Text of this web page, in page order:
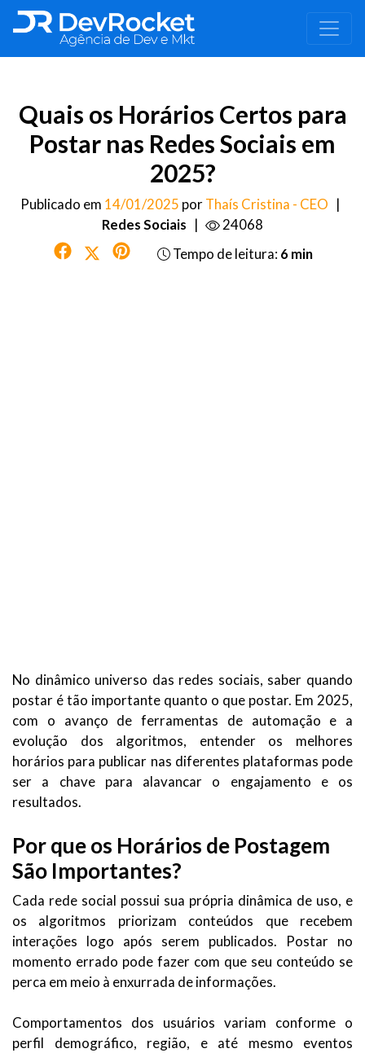
Quais os Horários Certos para
Postar nas Redes Sociais em
2025?
Publicado em 14/01/2025 porThaís Cristina - CEO |
Redes Sociais |
24068
Tempo de leitura: 6 min
No dinâmico universo das redes sociais, saber quando
postar é tão importante quanto o que postar. Em 2025,
com o avanço de ferramentas de automação e a
evolução dos algoritmos, entender os melhores
horários para publicar nas diferentes plataformas pode
ser a chave para alavancar o engajamento e os
resultados.
Por que os Horários de Postagem
São Importantes?
Cada rede social possui sua própria dinâmica de uso, e
os algoritmos priorizam conteúdos que recebem
interações logo após serem publicados. Postar no
momento errado pode fazer com que seu conteúdo se
perca em meio à enxurrada de informações.
Comportamentos dos usuários variam conforme o
perfil demográfico, região, e até mesmo eventos